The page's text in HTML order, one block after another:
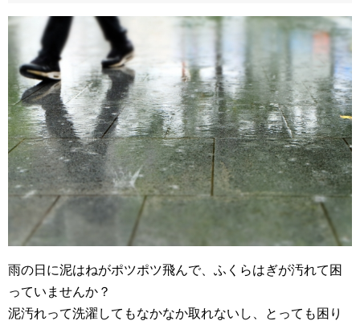
雨の日に泥はねがポツポツ飛んで、ふくらはぎが汚れて困
っていませんか？
泥汚れって洗濯してもなかなか取れないし、とっても困り